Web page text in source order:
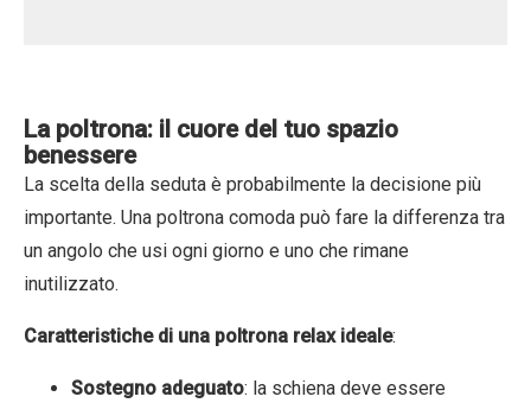
La poltrona: il cuore del tuo spazio
benessere
La scelta della seduta è probabilmente la decisione più
importante. Una poltrona comoda può fare la differenza tra
un angolo che usi ogni giorno e uno che rimane
inutilizzato.
Caratteristiche di una poltrona relax ideale:
Sostegno adeguato: la schiena deve essere